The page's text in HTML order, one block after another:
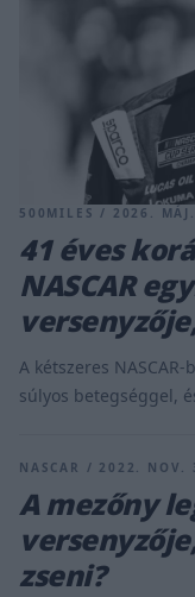
500MILES / 2026.
41 éves
NASCAR
A kétszeres
súlyos betegséggel,
NASCAR / 2022. NOV.
A mezőny
zseni?